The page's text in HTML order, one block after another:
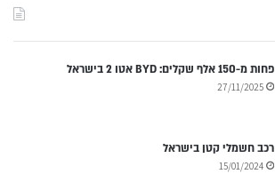
פחות מ-150 אלף שקלים: BYD אטו 2 בישראל
27/11/2025
רכב חשמלי קטן בישראל
15/01/2024